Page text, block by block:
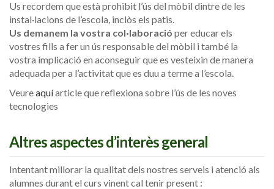
Us recordem que està prohibit l’ús del mòbil dintre de les
instal·lacions de l’escola, inclòs els patis.
Us demanem la vostra col·laboració per educar els
vostres fills a fer un ús responsable del mòbil i també la
vostra implicació en aconseguir que es vesteixin de manera
adequada per a l’activitat que es duu a terme a l’escola.
Veureaquíarticle que reflexiona sobre l’ús de les noves
tecnologies
Altres aspectes d’interès general
Intentant millorar la qualitat dels nostres serveis i atenció als
alumnes durant el curs vinent cal tenir present :